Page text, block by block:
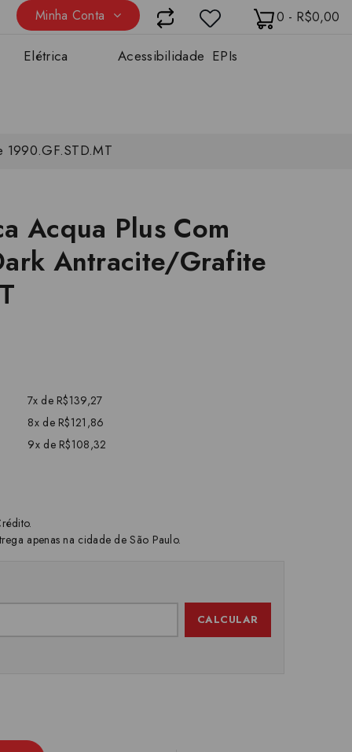
0 - R$0,00
Minha Conta
Elétrica Acessibilidade EPIs
Acqua Plus Com
Antracite/Grafite
7x de R$139,27
8x de R$121,86
9x de R$108,32
apenas na cidade de São Paulo.
CALCULAR